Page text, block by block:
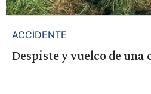
ACCIDENTE
Despiste y vuelco de una